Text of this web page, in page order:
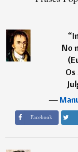
“
No
―
Facebook